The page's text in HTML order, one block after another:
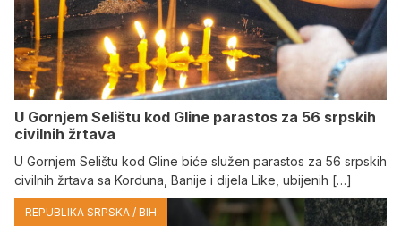
U Gornjem Selištu kod Gline parastos za 56 srpskih
civilnih žrtava
U Gornjem Selištu kod Gline biće služen parastos za 56 srpskih
civilnih žrtava sa Korduna, Banije i dijela Like, ubijenih […]
REPUBLIKA SRPSKA / BIH